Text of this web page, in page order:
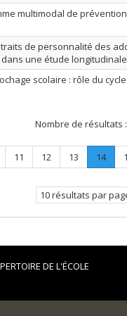
multimodal de
de personnalité des
une étude
scolaire : rôle du
Nombre de résultats :
Page
11 Page
12 Page
13 Page
14.
Page
10 résultats par
DE L'ÉCOLE